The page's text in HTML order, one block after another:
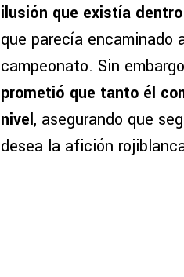
ilusión que existía
que parecía encaminado
campeonato. Sin
prometió que tanto él
nivel, asegurando que
desea la afición